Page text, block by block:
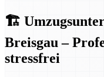
🏗️
Breisgau –
stressfrei